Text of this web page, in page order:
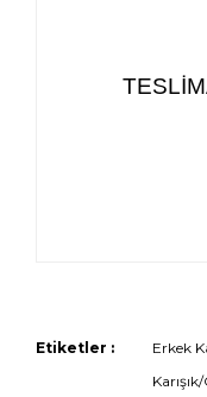
Etiketler :
Erkek